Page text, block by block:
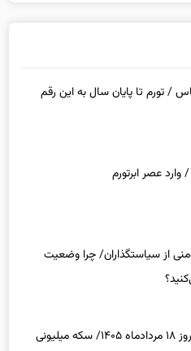
/ تورم تا پایان سال به این رقم
عصر ابرتورم
از سیاستگذاران/ چرا وضعیت
قیمت طلا و سکه امروز ۱۸ مردادماه ۱۴۰۵/ سکه میلیونی